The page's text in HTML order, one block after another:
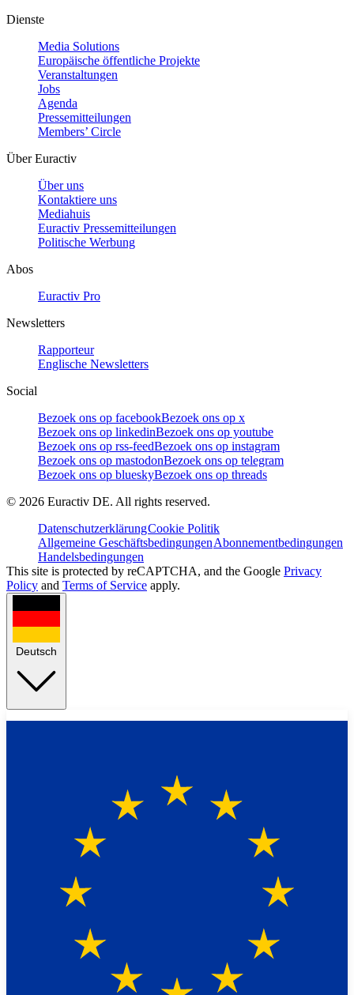
Dienste
Media Solutions
Europäische öffentliche Projekte
Veranstaltungen
Jobs
Agenda
Pressemitteilungen
Members’ Circle
Über Euractiv
Über uns
Kontaktiere uns
Mediahuis
Euractiv Pressemitteilungen
Politische Werbung
Abos
Euractiv Pro
Newsletters
Rapporteur
Englische Newsletters
Social
Bezoek ons op facebookBezoek ons op x
Bezoek ons op linkedinBezoek ons op youtube
Bezoek ons op rss-feedBezoek ons op instagram
Bezoek ons op mastodonBezoek ons op telegram
Bezoek ons op blueskyBezoek ons op threads
© 2026 Euractiv DE. All rights reserved.
DatenschutzerklärungCookie Politik
Allgemeine GeschäftsbedingungenAbonnementbedingungen
Handelsbedingungen
This site is protected by reCAPTCHA, and the Google Privacy
Policy and Terms of Service apply.
Deutsch